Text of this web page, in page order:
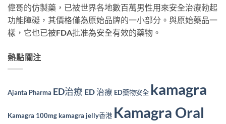
偉哥的仿製藥，已被世界各地數百萬男性用來安全治療勃起
功能障礙，其價格僅為原始品牌的一小部分。與原始藥品一
樣，它也已被FDA批准為安全有效的藥物。
熱點關注
Ajanta Pharma ED治療 ED 治療 ED藥物安全 kamagra
Kamagra 100mgkamagra jelly香港 Kamagra Oral